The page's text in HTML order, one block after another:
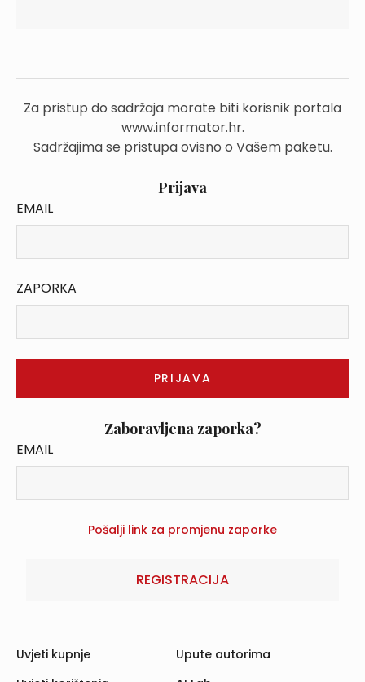
Za pristup do sadržaja morate biti korisnik portala
www.informator.hr.
Sadržajima se pristupa ovisno o Vašem paketu.
Prijava
EMAIL
ZAPORKA
Zaboravljena zaporka?
EMAIL
REGISTRACIJA
Uvjeti kupnje
Upute autorima